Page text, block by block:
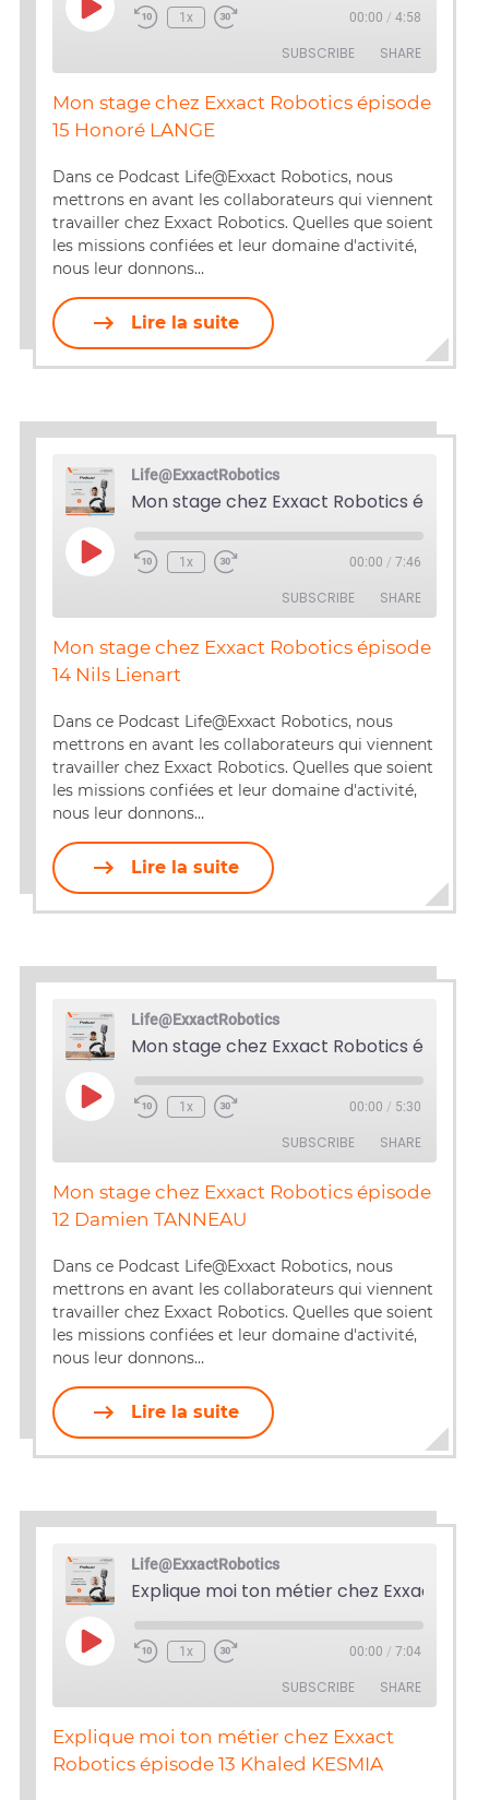
Play
Episode
1x 00:00 / 4:58
SUBSCRIBE SHARE
RSS FEED
SHARE
EMBED
Mon stage chez Exxact Robotics épisode
15 Honoré LANGE
Dans ce Podcast Life@Exxact Robotics, nous
mettrons en avant les collaborateurs qui viennent
travailler chez Exxact Robotics. Quelles que soient
les missions confiées et leur domaine d'activité,
nous leur donnons…
Lire la suite
Life@ExxactRobotics
Play
Episode
1x 00:00 / 7:46
SUBSCRIBE SHARE
RSS FEED
SHARE
EMBED
Mon stage chez Exxact Robotics épisode
14 Nils Lienart
Dans ce Podcast Life@Exxact Robotics, nous
mettrons en avant les collaborateurs qui viennent
travailler chez Exxact Robotics. Quelles que soient
les missions confiées et leur domaine d'activité,
nous leur donnons…
Lire la suite
Life@ExxactRobotics
Play
Episode
1x 00:00 / 5:30
SUBSCRIBE SHARE
RSS FEED
SHARE
EMBED
Mon stage chez Exxact Robotics épisode
12 Damien TANNEAU
Dans ce Podcast Life@Exxact Robotics, nous
mettrons en avant les collaborateurs qui viennent
travailler chez Exxact Robotics. Quelles que soient
les missions confiées et leur domaine d'activité,
nous leur donnons…
Lire la suite
Life@ExxactRobotics
Play
Episode
1x 00:00 / 7:04
SUBSCRIBE SHARE
RSS FEED
SHARE
Explique moi ton métier chez Exxact
Robotics épisode 13 Khaled KESMIA